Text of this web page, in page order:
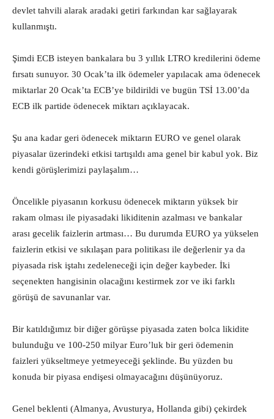
devlet tahvili alarak aradaki getiri farkından kar sağlayarak
kullanmıştı.
Şimdi ECB isteyen bankalara bu 3 yıllık LTRO kredilerini ödeme
fırsatı sunuyor. 30 Ocak’ta ilk ödemeler yapılacak ama ödenecek
miktarlar 20 Ocak’ta ECB’ye bildirildi ve bugün TSİ 13.00’da
ECB ilk partide ödenecek miktarı açıklayacak.
Şu ana kadar geri ödenecek miktarın EURO ve genel olarak
piyasalar üzerindeki etkisi tartışıldı ama genel bir kabul yok. Biz
kendi görüşlerimizi paylaşalım…
Öncelikle piyasanın korkusu ödenecek miktarın yüksek bir
rakam olması ile piyasadaki likiditenin azalması ve bankalar
arası gecelik faizlerin artması… Bu durumda EURO ya yükselen
faizlerin etkisi ve sıkılaşan para politikası ile değerlenir ya da
piyasada risk iştahı zedeleneceği için değer kaybeder. İki
seçenekten hangisinin olacağını kestirmek zor ve iki farklı
görüşü de savunanlar var.
Bir katıldığımız bir diğer görüşse piyasada zaten bolca likidite
bulunduğu ve 100-250 milyar Euro’luk bir geri ödemenin
faizleri yükseltmeye yetmeyeceği şeklinde. Bu yüzden bu
konuda bir piyasa endişesi olmayacağını düşünüyoruz.
Genel beklenti (Almanya, Avusturya, Hollanda gibi) çekirdek